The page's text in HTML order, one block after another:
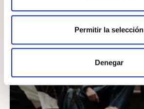
Permitir la selección
Denegar